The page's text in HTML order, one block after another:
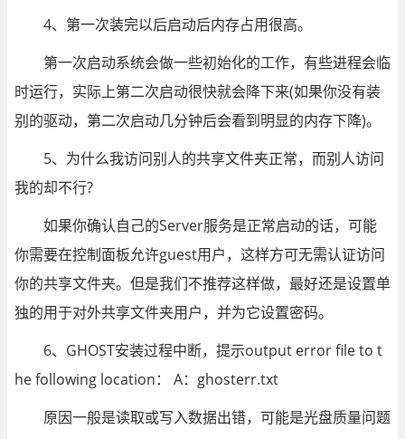
4、第一次装完以后启动后内存占用很高。
第一次启动系统会做一些初始化的工作，有些进程会临
时运行，实际上第二次启动很快就会降下来(如果你没有装
别的驱动，第二次启动几分钟后会看到明显的内存下降)。
5、为什么我访问别人的共享文件夹正常，而别人访问
我的却不行?
如果你确认自己的Server服务是正常启动的话，可能
你需要在控制面板允许guest用户，这样方可无需认证访问
你的共享文件夹。但是我们不推荐这样做，最好还是设置单
独的用于对外共享文件夹用户，并为它设置密码。
6、GHOST安装过程中断，提示output error file to t
he following location： A：ghosterr.txt
原因一般是读取或写入数据出错，可能是光盘质量问题